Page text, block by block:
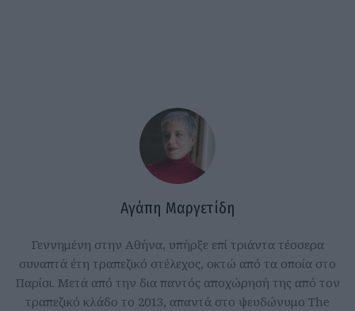
Αγάπη Μαργετίδη
Γεννημένη στην Αθήνα, υπήρξε επί τριάντα τέσσερα
συναπτά έτη τραπεζικό στέλεχος, οκτώ από τα οποία στο
Παρίσι. Μετά από την δια παντός αποχώρησή της από τον
τραπεζικό κλάδο το 2013, απαντά στο ψευδώνυμο The